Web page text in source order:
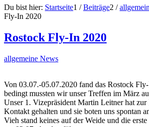
Du bist hier: Startseite1 / Beiträge2 /
Fly-In 2020
Rostock Fly-In 2020
allgemeine News
Von 03.07.-05.07.2020 fand das Rostock
bedingt mussten wir unser Treffen im März
Unser 1. Vizepräsident Martin Leitner hat zur
Kontakt gehalten und sie boten uns spontan
Vieh stand keines auf der Weide und die